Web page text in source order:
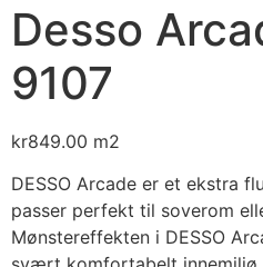
Desso
9107
kr849.00 m2
DESSO Arcade er et ekstra
passer perfekt til soverom
Mønstereffekten i DESSO